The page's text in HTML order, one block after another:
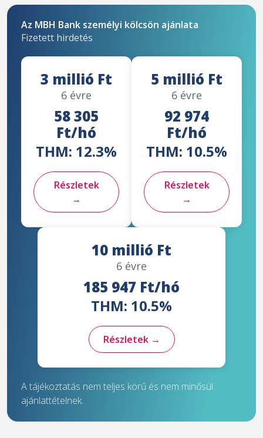
Az MBH Bank személyi kölcsön ajánlata
Fizetett hirdetés
3 millió Ft
6 évre
58 305
Ft/hó
THM: 12.3%
Részletek
→
5 millió Ft
6 évre
92 974
Ft/hó
THM: 10.5%
Részletek
→
10 millió Ft
6 évre
185 947 Ft/hó
THM: 10.5%
Részletek →
A tájékoztatás nem teljes körű és nem minősül
ajánlattételnek.